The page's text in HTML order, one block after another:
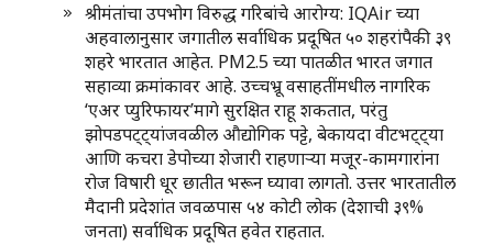
श्रीमंतांचा उपभोग विरुद्ध गरिबांचे आरोग्य: IQAir च्या
अहवालानुसार जगातील सर्वाधिक प्रदूषित ५० शहरांपैकी ३९
शहरे भारतात आहेत. PM2.5 च्या पातळीत भारत जगात
सहाव्या क्रमांकावर आहे. उच्चभ्रू वसाहतींमधील नागरिक
‘एअर प्युरिफायर’मागे सुरक्षित राहू शकतात, परंतु
झोपडपट्ट्यांजवळील औद्योगिक पट्टे, बेकायदा वीटभट्ट्या
आणि कचरा डेपोच्या शेजारी राहणाऱ्या मजूर-कामगारांना
रोज विषारी धूर छातीत भरून घ्यावा लागतो. उत्तर भारतातील
मैदानी प्रदेशांत जवळपास ५४ कोटी लोक (देशाची ३९%
जनता) सर्वाधिक प्रदूषित हवेत राहतात.